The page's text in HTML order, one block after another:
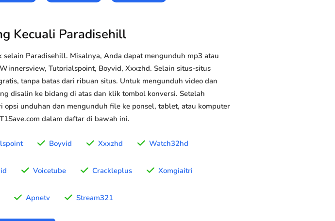
Kecuali Paradisehill
Paradisehill. Misalnya, Anda dapat mengunduh mp3 atau
Tutorialspoint, Boyvid, Xxxzhd. Selain situs-situs
tanpa batas dari ribuan situs. Untuk mengunduh video dan
disalin ke bidang di atas dan klik tombol konversi. Setelah
unduhan dan mengunduh file ke ponsel, tablet, atau komputer
dalam daftar di bawah ini.
Boyvid Xxxzhd Watch32hd
Voicetube Crackleplus Xomgiaitri
Apnetv Stream321